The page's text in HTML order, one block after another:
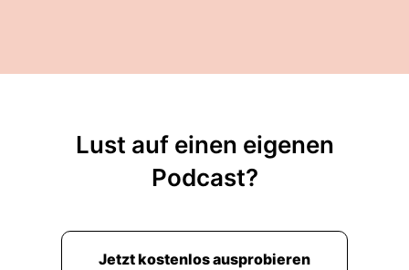
Lust auf einen eigenen
Podcast?
Jetzt kostenlos ausprobieren